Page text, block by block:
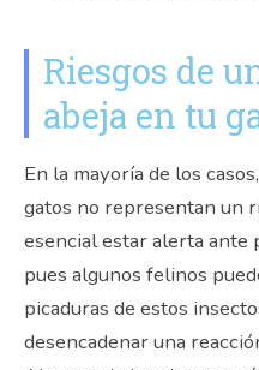
Riesgos de
abeja en tu
En la mayoría de los
gatos no representan un
esencial estar alerta ante
pues algunos felinos
picaduras de estos
desencadenar una